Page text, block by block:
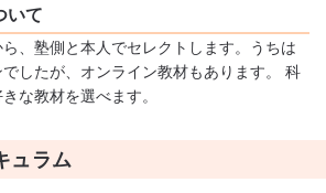
いて
、塾側と本人でセレクトします。うちは
したが、オンライン教材もあります。 科
な教材を選べます。
ュラム